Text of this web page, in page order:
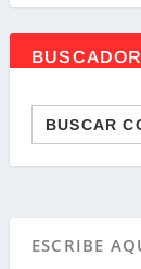
BUSCADOR
Buscar: